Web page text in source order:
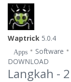
Waptrick 5.0.4
Apps Software
DOWNLOAD
Langkah - 2